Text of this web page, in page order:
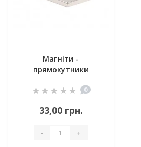
Магніти -
прямокутники
0
33,00 грн.
- +